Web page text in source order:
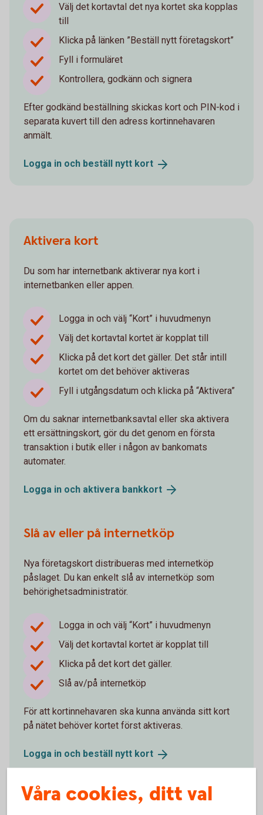
Välj det kortavtal det nya kortet ska kopplas
till
Klicka på länken ”Beställ nytt företagskort”
Fyll i formuläret
Kontrollera, godkänn och signera
Efter godkänd beställning skickas kort och PIN-kod i
separata kuvert till den adress kortinnehavaren
anmält.
Logga in och beställ nytt kort
Aktivera kort
Du som har internetbank aktiverar nya kort i
internetbanken eller appen.
Logga in och välj “Kort” i huvudmenyn
Välj det kortavtal kortet är kopplat till
Klicka på det kort det gäller. Det står intill
kortet om det behöver aktiveras
Fyll i utgångsdatum och klicka på “Aktivera”
Om du saknar internetbanksavtal eller ska aktivera
ett ersättningskort, gör du det genom en första
transaktion i butik eller i någon av bankomats
automater.
Logga in och aktivera bankkort
Slå av eller på internetköp
Nya företagskort distribueras med internetköp
påslaget. Du kan enkelt slå av internetköp som
behörighetsadministratör.
Logga in och välj “Kort” i huvudmenyn
Välj det kortavtal kortet är kopplat till
Klicka på det kort det gäller.
Slå av/på internetköp
För att kortinnehavaren ska kunna använda sitt kort
på nätet behöver kortet först aktiveras.
Logga in och beställ nytt kort
Våra cookies, ditt val